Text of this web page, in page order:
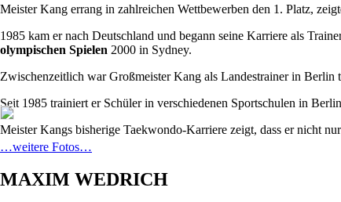
Meister Kang errang in zahlreichen Wettbewerben den 1. Platz,
1985 kam er nach Deutschland und begann seine Karriere als
olympischen Spielen 2000 in Sydney.
Zwischenzeitlich war Großmeister Kang als Landestrainer in
Seit 1985 trainiert er Schüler in verschiedenen Sportschulen in
Meister Kangs bisherige Taekwondo-Karriere zeigt, dass er nicht
…weitere Fotos…
MAXIM WEDRICH